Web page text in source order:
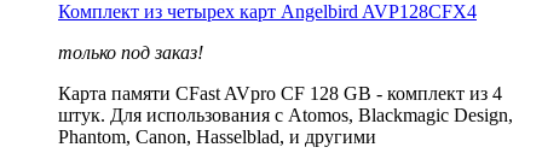
Комплект из четырех карт Angelbird AVP128CFX4
только под заказ!
Карта памяти CFast AVpro CF 128 GB - комплект из 4
штук. Для использования с Atomos, Blackmagic Design,
Phantom, Canon, Hasselblad, и другими